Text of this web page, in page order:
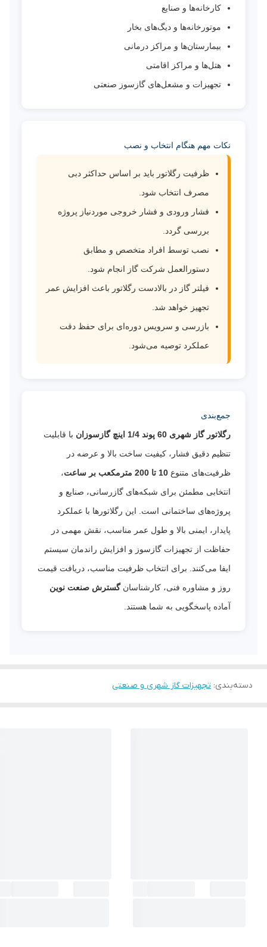
کارخانه‌ها و صنایع
موتورخانه‌ها و دیگ‌های بخار
بیمارستان‌ها و مراکز درمانی
هتل‌ها و مراکز اقامتی
تجهیزات و مشعل‌های گازسوز صنعتی
نکات مهم هنگام انتخاب و نصب
ظرفیت رگلاتور باید بر اساس حداکثر دبی
مصرف انتخاب شود.
فشار ورودی و فشار خروجی موردنیاز پروژه
بررسی گردد.
نصب توسط افراد متخصص و مطابق
دستورالعمل شرکت گاز انجام شود.
فیلتر گاز در بالادست رگلاتور باعث افزایش عمر
تجهیز خواهد شد.
بازرسی و سرویس دوره‌ای برای حفظ دقت
عملکرد توصیه می‌شود.
جمع‌بندی
رگلاتور گاز شهری 60 پوند 1/4 اینچ گازسوزان
با قابلیت
تنظیم دقیق فشار، کیفیت ساخت بالا و عرضه در
ظرفیت‌های متنوع 10 تا 200 مترمکعب بر ساعت
،
انتخابی مطمئن برای شبکه‌های گازرسانی، صنایع و
پروژه‌های ساختمانی است. این رگلاتورها با عملکرد
پایدار، ایمنی بالا و طول عمر مناسب، نقش مهمی در
حفاظت از تجهیزات گازسوز و افزایش راندمان سیستم
ایفا می‌کنند. برای انتخاب ظرفیت مناسب، دریافت قیمت
روز و مشاوره فنی، کارشناسانگسترش صنعت نوین
آماده پاسخگویی به شما هستند.
دسته‌بندی: تجهیزات گاز شهری و صنعتی